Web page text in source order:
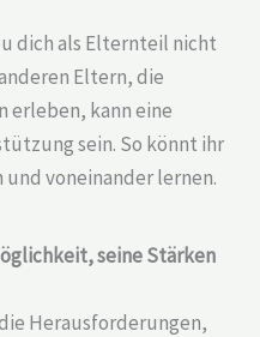
dich als Elternteil nicht
Eltern, die
erleben, kann eine
sein. So könnt ihr
voneinander lernen.
seine Stärken
Herausforderungen,